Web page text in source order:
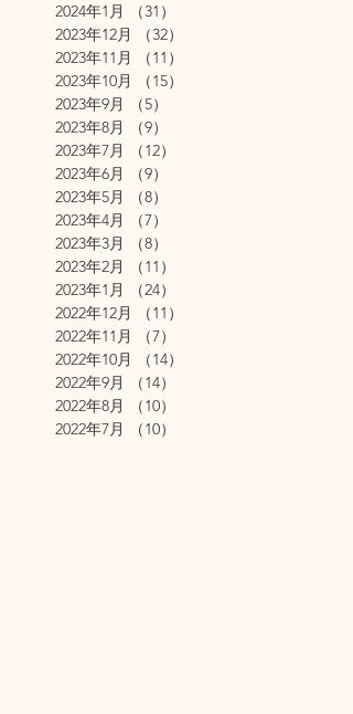
2024年1月
（31）
2023年12月
（32）
2023年11月
（11）
2023年10月
（15）
2023年9月
（5）
2023年8月
（9）
2023年7月
（12）
2023年6月
（9）
2023年5月
（8）
2023年4月
（7）
2023年3月
（8）
2023年2月
（11）
2023年1月
（24）
2022年12月
（11）
2022年11月
（7）
2022年10月
（14）
2022年9月
（14）
2022年8月
（10）
2022年7月
（10）